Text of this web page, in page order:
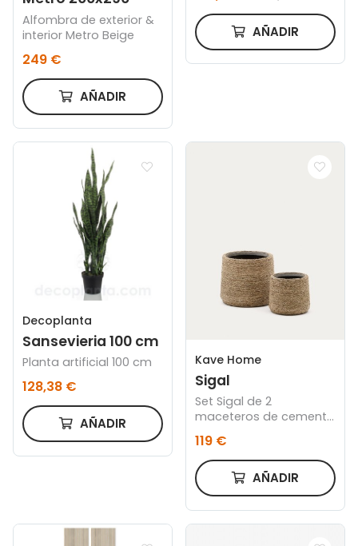
Alfombra de exterior &
interior Metro Beige
249 €
AÑADIR
AÑADIR
Decoplanta
Sansevieria 100 cm
Planta artificial 100 cm
128,38 €
AÑADIR
Kave Home
Sigal
Set Sigal de 2
maceteros de cemento
con acabado natural Ø
24 cm / Ø 31 cm
119 €
AÑADIR